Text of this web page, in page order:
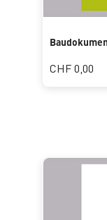
CHF 0,00